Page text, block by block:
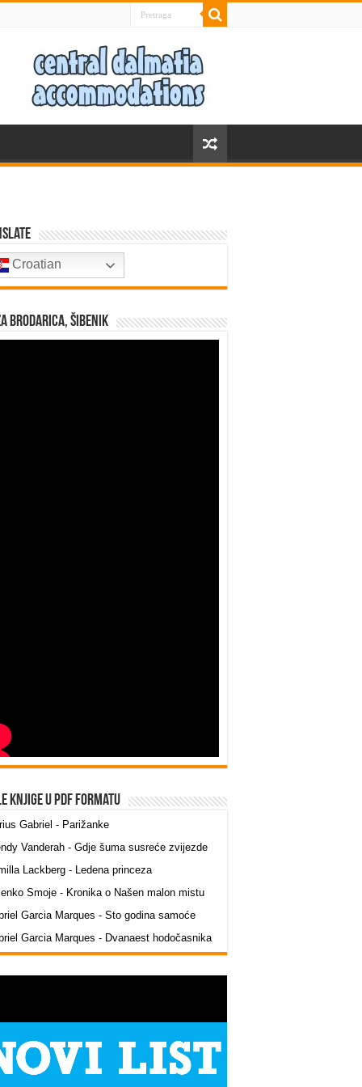
Croatian
Brodarica, Šibenik
knjige u PDF formatu
Gabriel - Parižanke
Vanderah - Gdje šuma susreće zvijezde
Lackberg - Ledena princeza
Smoje - Kronika o Našen malon mistu
Garcia Marques - Sto godina samoće
Garcia Marques - Dvanaest hodočasnika